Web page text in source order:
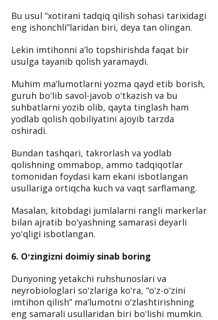
Bu usul “xotirani tadqiq qilish sohasi tarixidagi
eng ishonchli”laridan biri, deya tan olingan.
Lekin imtihonni aʼlo topshirishda faqat bir
usulga tayanib qolish yaramaydi.
Muhim maʼlumotlarni yozma qayd etib borish,
guruh boʻlib savol-javob oʻtkazish va bu
suhbatlarni yozib olib, qayta tinglash ham
yodlab qolish qobiliyatini ajoyib tarzda
oshiradi.
Bundan tashqari, takrorlash va yodlab
qolishning ommabop, ammo tadqiqotlar
tomonidan foydasi kam ekani isbotlangan
usullariga ortiqcha kuch va vaqt sarflamang.
Masalan, kitobdagi jumlalarni rangli markerlar
bilan ajratib boʻyashning samarasi deyarli
yoʻqligi isbotlangan.
6. Oʻzingizni doimiy sinab boring
Dunyoning yetakchi ruhshunoslari va
neyrobiologlari soʻzlariga koʻra, “oʻz-oʻzini
imtihon qilish” maʼlumotni oʻzlashtirishning
eng samarali usullaridan biri boʻlishi mumkin.